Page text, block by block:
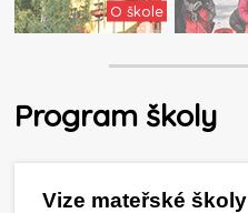
O škole
Program školy
Vize mateřské školy